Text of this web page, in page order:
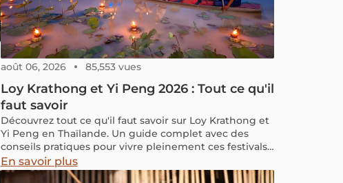
août 06, 2026 85,553 vues
Loy Krathong et Yi Peng 2026 : Tout ce qu'il
faut savoir
Découvrez tout ce qu'il faut savoir sur Loy Krathong et
Yi Peng en Thaïlande. Un guide complet avec des
conseils pratiques pour vivre pleinement ces festivals
uniques.
En savoir plus